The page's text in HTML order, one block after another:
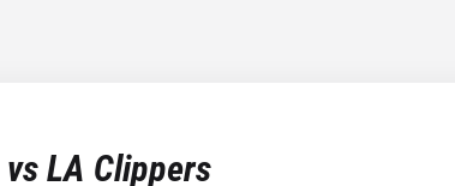
vsLA Clippers